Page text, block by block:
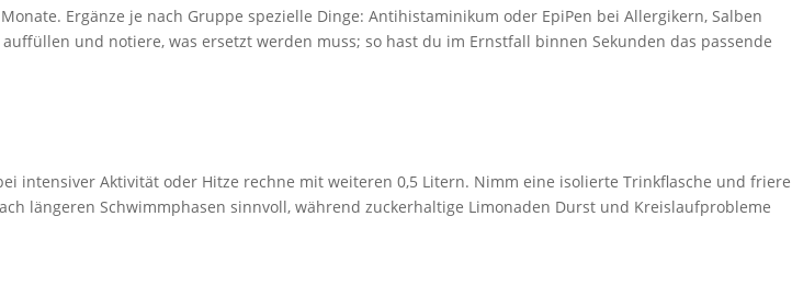
Ergänze je nach Gruppe spezielle Dinge: Antihistaminikum oder EpiPen bei Allergikern, Salben
und notiere, was ersetzt werden muss; so hast du im Ernstfall binnen Sekunden das passende
intensiver Aktivität oder Hitze rechne mit weiteren 0,5 Litern. Nimm eine isolierte Trinkflasche und friere
längeren Schwimmphasen sinnvoll, während zuckerhaltige Limonaden Durst und Kreislaufprobleme